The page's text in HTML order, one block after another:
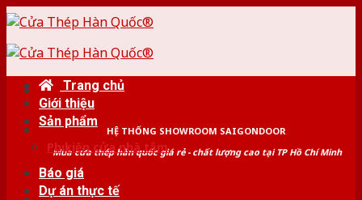
Skip
content
HỆ THỐNG SHOWROOM SAIGONDOOR
Mua cửa thép hàn quốc giá rẻ - chất lượng cao tại TP Hồ Chí Minh
Trang chủ
Giới thiệu
Sản phẩm
Phụ kiện cửa nhà tắm
Báo giá
Dự án thực tế